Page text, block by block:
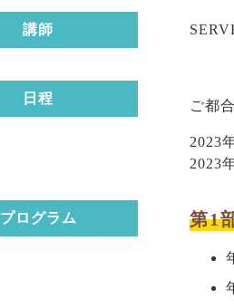
講師
日程 ご都
2023
2023
プログラム 第1